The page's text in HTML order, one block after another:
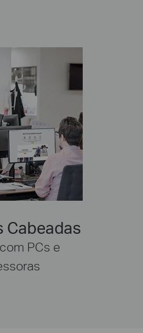
Cabeadas
PCs e